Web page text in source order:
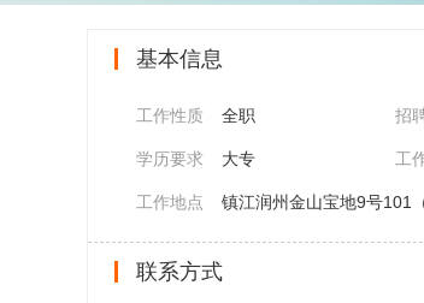
基本信息
工作性质 全职 招
学历要求 大专 工
工作地点 镇江润州金山宝地9号101
联系方式